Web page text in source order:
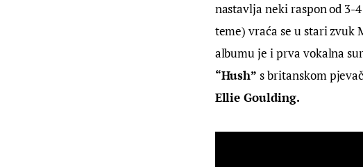
nastavlja neki raspon od 3-
teme) vraća se u stari zvuk
albumu je i prva vokalna
“Hush” s britanskom
Ellie Goulding.